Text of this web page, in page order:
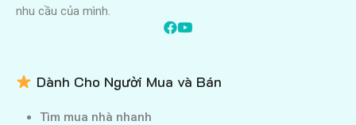
nhu cầu của mình.
Dành Cho Người Mua và Bán
Tìm mua nhà nhanh